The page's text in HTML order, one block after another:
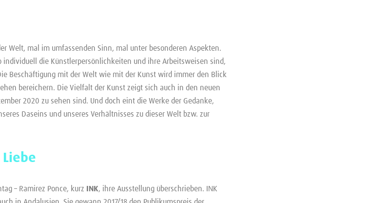
Welt, mal im umfassenden Sinn, mal unter besonderen Aspekten.
die Künstlerpersönlichkeiten und ihre Arbeitsweisen sind,
Beschäftigung mit der Welt wie mit der Kunst wird immer den Blick
bereichern. Die Vielfalt der Kunst zeigt sich auch in den neuen
2020 zu sehen sind. Und doch eint die Werke der Gedanke,
Daseins und unseres Verhältnisses zu dieser Welt bzw. zur
Liebe
– Ramirez Ponce, kurz INK, ihre Ausstellung überschrieben. INK